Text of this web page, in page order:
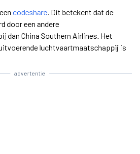
codeshare. Dit betekent dat de
door een andere
dan China Southern Airlines. Het
luchtvaartmaatschappij is
advertentie